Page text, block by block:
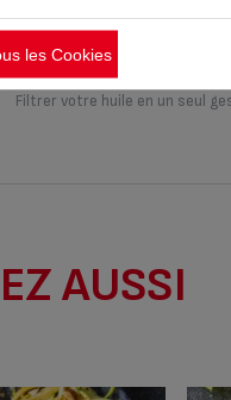
filtra one
FF162100
Filtrer votre huile en un seul
AUSSI
les Cookies